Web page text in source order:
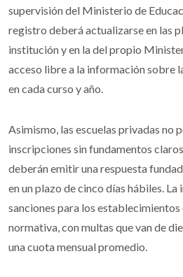
supervisión del Ministerio de
registro deberá actualizarse en las
institución y en la del propio
acceso libre a la información sobre
en cada curso y año.
Asimismo, las escuelas privadas no
inscripciones sin fundamentos
deberán emitir una respuesta
en un plazo de cinco días hábiles.
sanciones para los establecimientos
normativa, con multas que van de
una cuota mensual promedio.